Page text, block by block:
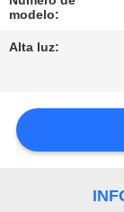
EN
NOTICIAS
modelo:
Alta luz: